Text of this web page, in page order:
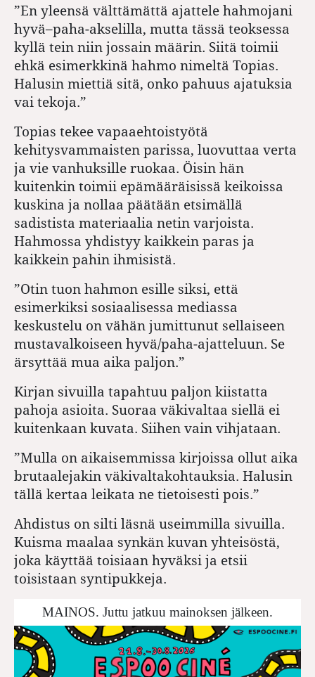
”En yleensä välttämättä ajattele hahmojani
hyvä–paha-akselilla, mutta tässä teoksessa
kyllä tein niin jossain määrin. Siitä toimii
ehkä esimerkkinä hahmo nimeltä Topias.
Halusin miettiä sitä, onko pahuus ajatuksia
vai tekoja.”
Topias tekee vapaaehtoistyötä
kehitysvammaisten parissa, luovuttaa verta
ja vie vanhuksille ruokaa. Öisin hän
kuitenkin toimii epämääräisissä keikoissa
kuskina ja nollaa päätään etsimällä
sadistista materiaalia netin varjoista.
Hahmossa yhdistyy kaikkein paras ja
kaikkein pahin ihmisistä.
”Otin tuon hahmon esille siksi, että
esimerkiksi sosiaalisessa mediassa
keskustelu on vähän jumittunut sellaiseen
mustavalkoiseen hyvä/paha-ajatteluun. Se
ärsyttää mua aika paljon.”
Kirjan sivuilla tapahtuu paljon kiistatta
pahoja asioita. Suoraa väkivaltaa siellä ei
kuitenkaan kuvata. Siihen vain vihjataan.
”Mulla on aikaisemmissa kirjoissa ollut aika
brutaalejakin väkivaltakohtauksia. Halusin
tällä kertaa leikata ne tietoisesti pois.”
Ahdistus on silti läsnä useimmilla sivuilla.
Kuisma maalaa synkän kuvan yhteisöstä,
joka käyttää toisiaan hyväksi ja etsii
toisistaan syntipukkeja.
MAINOS. Juttu jatkuu mainoksen jälkeen.